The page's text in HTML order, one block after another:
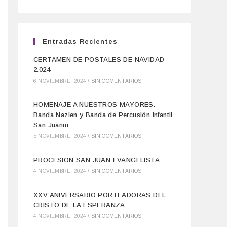
Entradas Recientes
CERTAMEN DE POSTALES DE NAVIDAD
2.024
6 NOVIEMBRE, 2024 / SIN COMENTARIOS
HOMENAJE A NUESTROS MAYORES.
Banda Nazien y Banda de Percusión Infantil
San Juanin
5 NOVIEMBRE, 2024 / SIN COMENTARIOS
PROCESION SAN JUAN EVANGELISTA
4 NOVIEMBRE, 2024 / SIN COMENTARIOS
XXV ANIVERSARIO PORTEADORAS DEL
CRISTO DE LA ESPERANZA
4 NOVIEMBRE, 2024 / SIN COMENTARIOS